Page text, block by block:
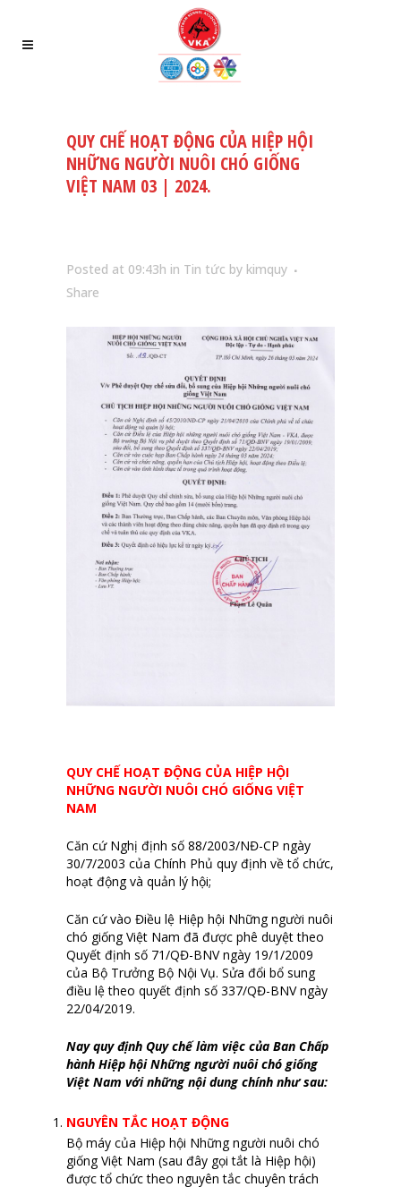
QUY CHẾ HOẠT ĐỘNG CỦA HIỆP HỘI
NHỮNG NGƯỜI NUÔI CHÓ GIỐNG
VIỆT NAM 03 | 2024.
Posted at 09:43h in Tin tức by kimquy
Share
QUY CHẾ HOẠT ĐỘNG CỦA HIỆP HỘI
NHỮNG NGƯỜI NUÔI CHÓ GIỐNG VIỆT
NAM
Căn cứ Nghị định số 88/2003/NĐ-CP ngày
30/7/2003 của Chính Phủ quy định về tổ chức,
hoạt động và quản lý hội;
Căn cứ vào Điều lệ Hiệp hội Những người nuôi
chó giống Việt Nam đã được phê duyệt theo
Quyết định số 71/QĐ-BNV ngày 19/1/2009
của Bộ Trưởng Bộ Nội Vụ. Sửa đổi bổ sung
điều lệ theo quyết định số 337/QĐ-BNV ngày
22/04/2019.
Nay quy định Quy chế làm việc của Ban Chấp
hành Hiệp hội Những người nuôi chó giống
Việt Nam với những nội dung chính như sau:
NGUYÊN TẮC HOẠT ĐỘNG
Bộ máy của Hiệp hội Những người nuôi chó
giống Việt Nam (sau đây gọi tắt là Hiệp hội)
được tổ chức theo nguyên tắc chuyên trách